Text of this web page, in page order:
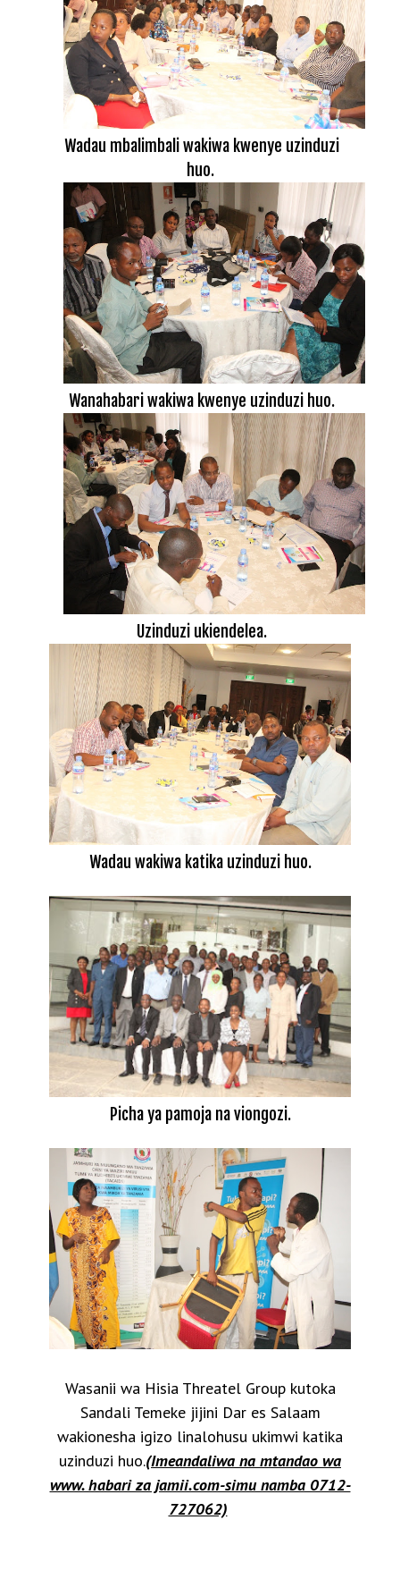
Wadau mbalimbali wakiwa kwenye uzinduzi
huo.
Wanahabari wakiwa kwenye uzinduzi huo.
Uzinduzi ukiendelea.
Wadau wakiwa katika uzinduzi huo.
Picha ya pamoja na viongozi.
Wasanii wa Hisia Threatel Group kutoka
Sandali Temeke jijini Dar es Salaam
wakionesha igizo linalohusu ukimwi katika
uzinduzi huo.(Imeandaliwa na mtandao wa
www. habari za jamii.com-simu namba 0712-
727062)